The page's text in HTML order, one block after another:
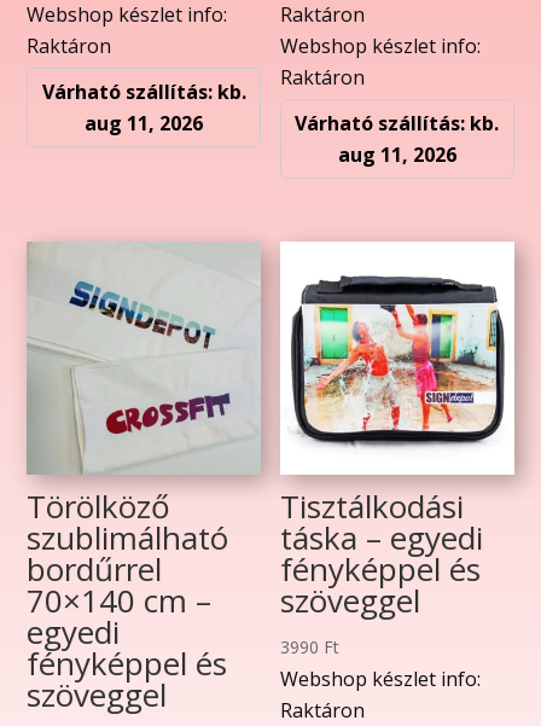
Webshop készlet info:
Raktáron
Várható szállítás: kb.
aug 11, 2026
Raktáron
Webshop készlet info:
Raktáron
Várható szállítás: kb.
aug 11, 2026
Törölköző
szublimálható
bordűrrel
70×140 cm –
egyedi
fényképpel és
szöveggel
Tisztálkodási
táska – egyedi
fényképpel és
szöveggel
3990 Ft
Webshop készlet info:
Raktáron